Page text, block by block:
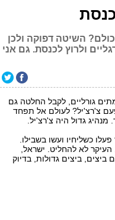
השיטה דפוקה ולכן
ולרוץ לכנסת. גם אני
גורליים, לקבל החלטה גם
צ'רצ'יל? לעולם אל תפחד
גדול היה צ'רצ'יל.
כשליחיו ועשו בשבילו.
העיקר לא להחליט. ישראל,
ביצים גדולות, בדיוק